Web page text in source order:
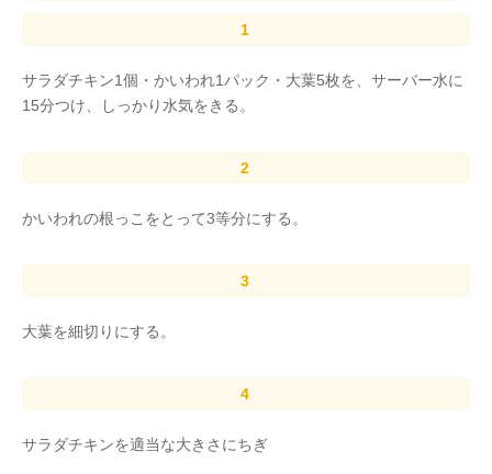
サラダチキン1個・かいわれ1パック・大葉5枚を、サーバー水に
15分つけ、しっかり水気をきる。
かいわれの根っこをとって3等分にする。
大葉を細切りにする。
サラダチキンを適当な大きさにちぎ